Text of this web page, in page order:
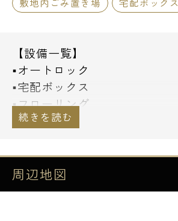
敷地内ごみ置き場 宅配ボックス
【設備一覧】
■オートロック
■宅配ボックス
■フローリング
■独立洗面台
■システムキッチン
■ウォシュレット
■居室内照明：ダウンライト
周辺地図